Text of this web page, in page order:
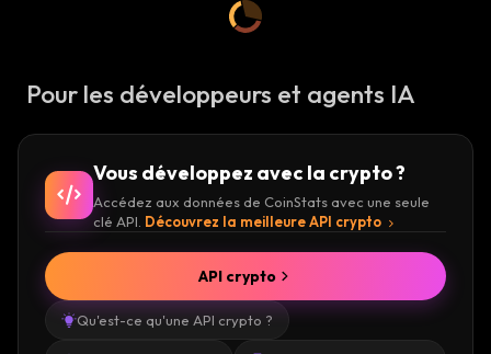
Pour les développeurs et agents IA
Vous développez avec la crypto ?
Accédez aux données de CoinStats avec une seule
clé API. Découvrez la meilleure API crypto
Qu'est-ce qu'une API crypto ?
API crypto